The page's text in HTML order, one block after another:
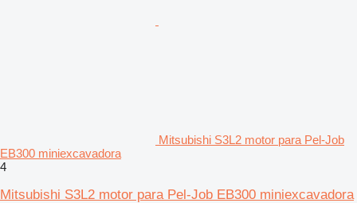
Mitsubishi S3L2 motor para Pel-Job
EB300 miniexcavadora
4
Mitsubishi S3L2 motor para Pel-Job EB300 miniexcavadora